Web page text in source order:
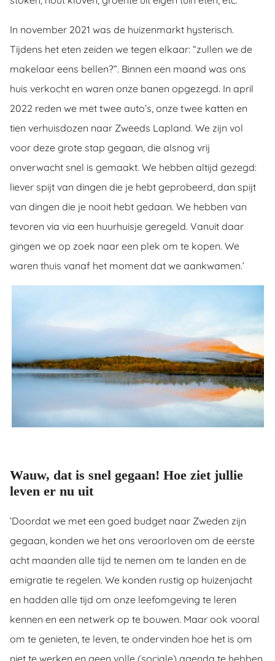
In november 2021 was de huizenmarkt hysterisch.
Tijdens het eten zeiden we tegen elkaar: “zullen we de
makelaar eens bellen?”. Binnen een maand was ons
huis verkocht en waren onze banen opgezegd. In april
2022 reden we met twee auto’s, onze twee katten en
tien verhuisdozen naar Zweeds Lapland. We zijn vol
voor deze grote stap gegaan, die alsnog vrij
onverwacht snel is gemaakt. We hebben altijd gezegd:
liever spijt van dingen die je hebt geprobeerd, dan spijt
van dingen die je nooit hebt gedaan. We hebben van
tevoren via via een huurhuisje geregeld. Vanuit daar
gingen we op zoek naar een plek om te kopen. We
waren thuis vanaf het moment dat we aankwamen.’
Wauw, dat is snel gegaan! Hoe ziet jullie
leven er nu uit
‘Doordat we met een goed budget naar Zweden zijn
gegaan, konden we het ons veroorloven om de eerste
acht maanden alle tijd te nemen om te landen en de
emigratie te regelen. We konden rustig op huizenjacht
en hadden alle tijd om onze leefomgeving te leren
kennen en een netwerk op te bouwen. Maar ook vooral
om te genieten, te leven, te ondervinden hoe het is om
niet te werken en geen volle (sociale) agenda te hebben.